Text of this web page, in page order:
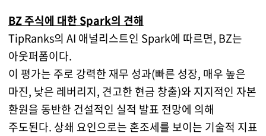
BZ 주식에 대한 Spark의 견해
TipRanks의 AI 애널리스트인 Spark에 따르면, BZ는
아웃퍼폼이다.
이 평가는 주로 강력한 재무 성과(빠른 성장, 매우 높은
마진, 낮은 레버리지, 견고한 현금 창출)와 지지적인 자본
환원을 동반한 건설적인 실적 발표 전망에 의해
주도된다. 상쇄 요인으로는 혼조세를 보이는 기술적 지표